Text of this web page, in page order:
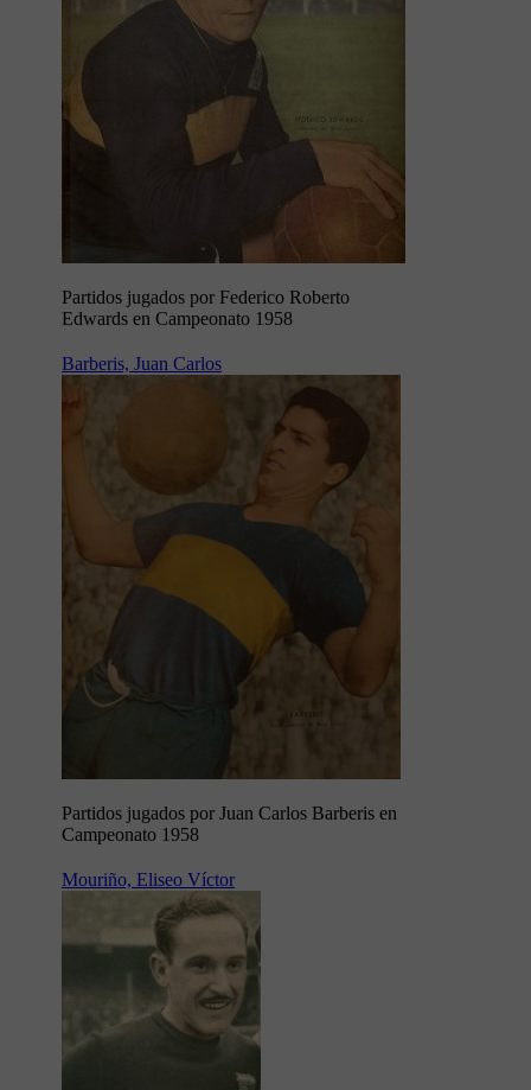
Partidos jugados por Federico Roberto
Edwards en Campeonato 1958
Barberis, Juan Carlos
Partidos jugados por Juan Carlos Barberis en
Campeonato 1958
Mouriño, Eliseo Víctor